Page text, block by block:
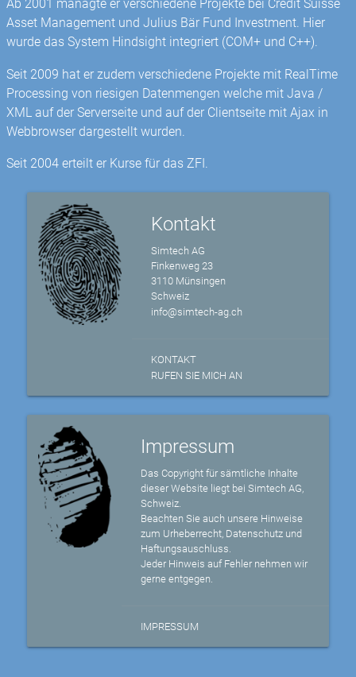
Ab 2001 managte er verschiedene Projekte bei Credit Suisse
Asset Management und Julius Bär Fund Investment. Hier
wurde das System Hindsight integriert (COM+ und C++).
Seit 2009 hat er zudem verschiedene Projekte mit RealTime
Processing von riesigen Datenmengen welche mit Java /
XML auf der Serverseite und auf der Clientseite mit Ajax in
Webbrowser dargestellt wurden.
Seit 2004 erteilt er Kurse für das ZFI.
Kontakt
Simtech AG
Finkenweg 23
3110 Münsingen
Schweiz
info@simtech-ag.ch
KONTAKT
RUFEN SIE MICH AN
Impressum
Das Copyright für sämtliche Inhalte
dieser Website liegt bei Simtech AG,
Schweiz.
Beachten Sie auch unsere Hinweise
zum Urheberrecht, Datenschutz und
Haftungsauschluss.
Jeder Hinweis auf Fehler nehmen wir
gerne entgegen.
IMPRESSUM